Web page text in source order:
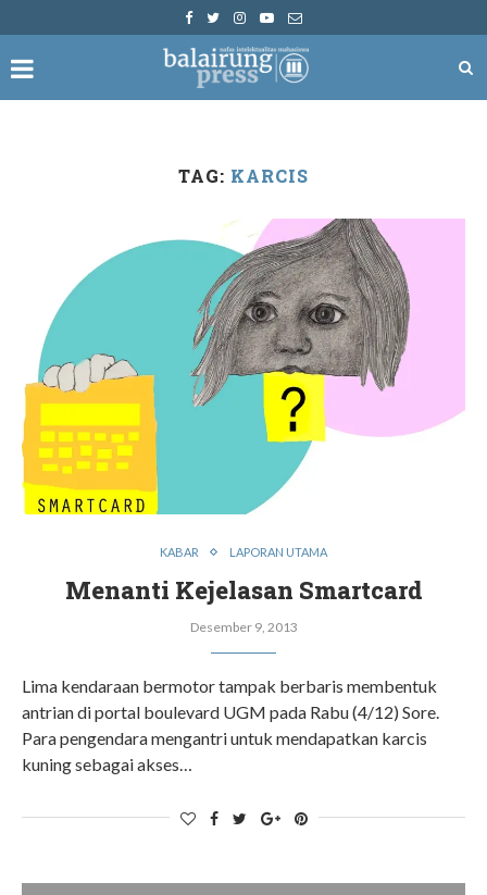
TAG: KARCIS
KABAR LAPORAN UTAMA
Menanti Kejelasan Smartcard
Desember 9, 2013
Lima kendaraan bermotor tampak berbaris membentuk
antrian di portal boulevard UGM pada Rabu (4/12) Sore.
Para pengendara mengantri untuk mendapatkan karcis
kuning sebagai akses…